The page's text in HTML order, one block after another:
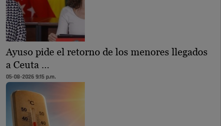
Ayuso pide el retorno de los menores llegados
a Ceuta …
05-08-2026 9:15 p.m.